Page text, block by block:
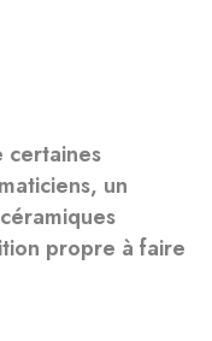
certaines
un
propre à faire